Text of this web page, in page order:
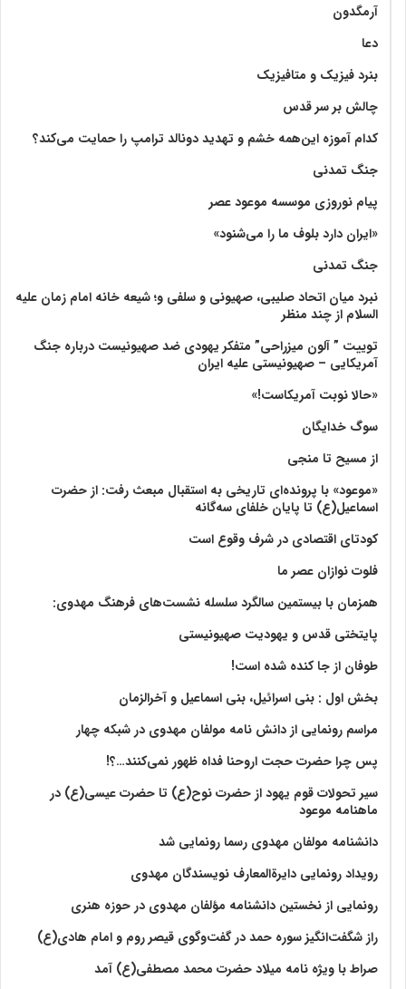
آرمگدون
دعا
بنرد فیزیک و متافیزیک
چالش بر سر قدس
کدام آموزه این‌همه خشم و تهدید دونالد ترامپ را حمایت می‌کند؟
جنگ تمدنی
پیام نوروزی موسسه موعود عصر
«ایران دارد بلوف ما را می‌شنود»
جنگ تمدنی
نبرد میان اتحاد صلیبی، صهیونی و سلفی و؛ شیعه خانه امام زمان علیه
السلام از چند منظر
توییت ” آلون میزراحی” متفکر یهودی ضد صهیونیست درباره جنگ
آمریکایی – صهیونیستی علیه ایران
«حالا نوبت آمریکاست!»
سوگ خدایگان
از مسیح تا منجی
«موعود» با پرونده‌ای تاریخی به استقبال مبعث رفت: از حضرت
اسماعیل(ع) تا پایان خلفای سه‌گانه
کودتای اقتصادی در شرف وقوع است
فلوت نوازان عصر ما
همزمان با بیستمین سالگرد سلسله نشست‌های فرهنگ مهدوی:‌
پایتختی قدس و یهودیت صهیونیستی
طوفان از جا کنده شده است!
بخش اول : بنی اسرائیل، بنی اسماعیل و آخرالزمان
مراسم رونمایی از دانش نامه مولفان مهدوی در شبکه چهار
پس چرا حضرت حجت اروحنا فداه ظهور نمی‌کنند…؟!
سیر تحولات قوم یهود از حضرت نوح(ع) تا حضرت عیسی(ع) در
ماهنامه موعود
دانشنامه مولفان مهدوی رسما رونمایی شد
رویداد رونمایی دایرةالمعارف نویسندگان مهدوی
رونمایی از نخستین دانشنامه مؤلفان مهدوی در حوزه هنری
راز شگفت‌انگیز سوره حمد در گفت‌وگوی قیصر روم و امام هادی(ع)
صراط با ویژه نامه میلاد حضرت محمد مصطفی(ع) آمد